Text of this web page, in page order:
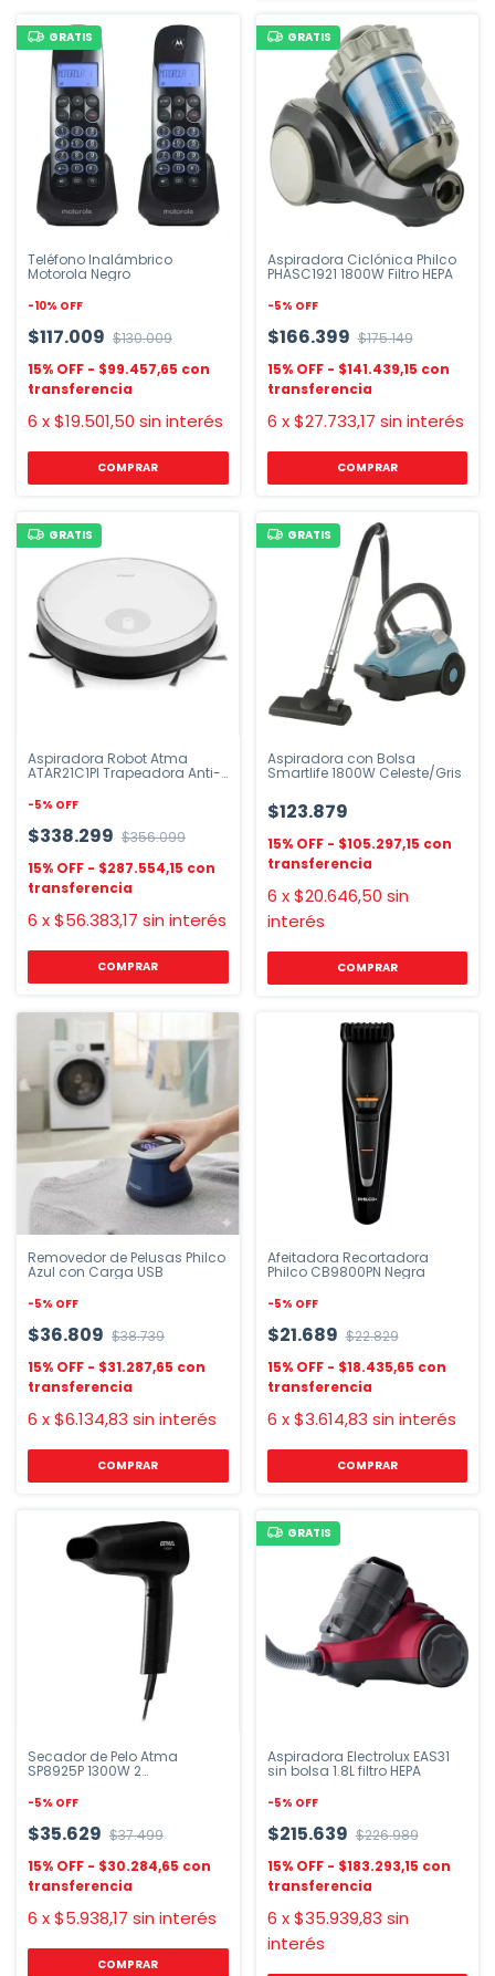
GRATIS
Teléfono Inalámbrico
Motorola Negro
-10% OFF
$117.009 $130.009
$99.457,65
6 x$19.501,50 sin interés
GRATIS
Aspiradora Ciclónica Philco
PHASC1921 1800W Filtro HEPA
-5% OFF
$166.399 $175.149
$141.439,15
6 x$27.733,17 sin interés
GRATIS
Aspiradora Robot Atma
ATAR21C1PI Trapeadora Anti-
-5% OFF
$338.299 $356.099
$287.554,15
6 x$56.383,17 sin interés
GRATIS
Aspiradora con Bolsa
Smartlife 1800W Celeste/Gris
$123.879
$105.297,15
6 x$20.646,50 sin
interés
Removedor de Pelusas Philco
Azul con Carga USB
-5% OFF
$36.809 $38.739
$31.287,65
6 x$6.134,83 sin interés
Afeitadora Recortadora
Philco CB9800PN Negra
-5% OFF
$21.689 $22.829
$18.435,65
6 x$3.614,83 sin interés
Secador de Pelo Atma
SP8925P 1300W 2
-5% OFF
$35.629 $37.499
$30.284,65
6 x$5.938,17 sin interés
GRATIS
Aspiradora Electrolux EAS31
sin bolsa 1.8L filtro HEPA
-5% OFF
$215.639 $226.989
$183.293,15
6 x$35.939,83 sin
interés